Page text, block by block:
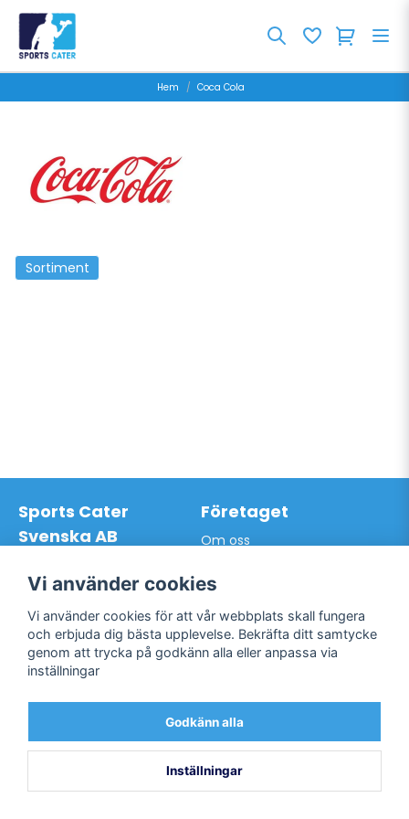
Hem Coca Cola
Sortiment
Sports Cater
Svenska AB
145 63 Norsborg
Org.nr: 559024-7762
Mail:
info@sportscater.se
Företaget
Om oss
Vår vision
Registrera konto
Glömt lösenord?
Support
Allmänna villkor
Kontakta oss
Facebook
Twitter
Vi använder cookies
Vi använder cookies för att vår webbplats skall fungera
och erbjuda dig bästa upplevelse. Bekräfta ditt samtycke
genom att trycka på godkänn alla eller anpassa via
inställningar
Godkänn alla
Inställningar